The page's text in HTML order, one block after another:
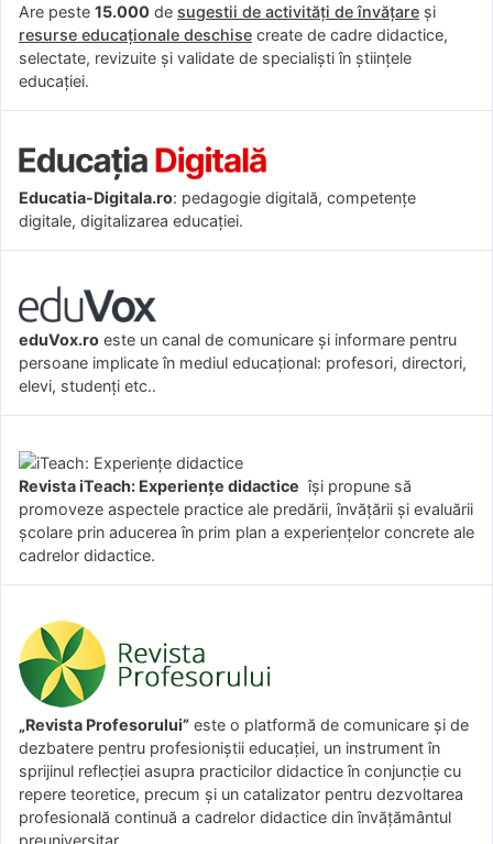
Are peste 15.000 de sugestii de activități de învățare și
resurse educaționale deschise create de cadre didactice,
selectate, revizuite și validate de specialiști în științele
educației.
Educatia-Digitala.ro: pedagogie digitală, competențe
digitale, digitalizarea educației.
eduVox.ro este un canal de comunicare și informare pentru
persoane implicate în mediul educațional: profesori, directori,
elevi, studenți etc..
Revista iTeach: Experienţe didactice îşi propune să
promoveze aspectele practice ale predării, învăţării şi evaluării
şcolare prin aducerea în prim plan a experienţelor concrete ale
cadrelor didactice.
„Revista Profesorului” este o platformă de comunicare și de
dezbatere pentru profesioniștii educației, un instrument în
sprijinul reflecției asupra practicilor didactice în conjuncție cu
repere teoretice, precum și un catalizator pentru dezvoltarea
profesională continuă a cadrelor didactice din învățământul
preuniversitar.